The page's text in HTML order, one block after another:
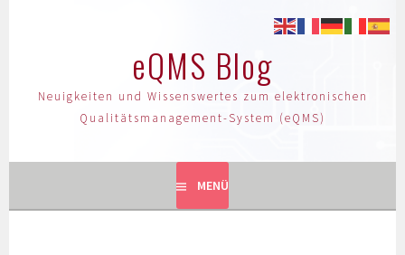
eQMS Blog
Neuigkeiten und Wissenswertes zum elektronischen
Qualitätsmanagement-System (eQMS)
MENÜ